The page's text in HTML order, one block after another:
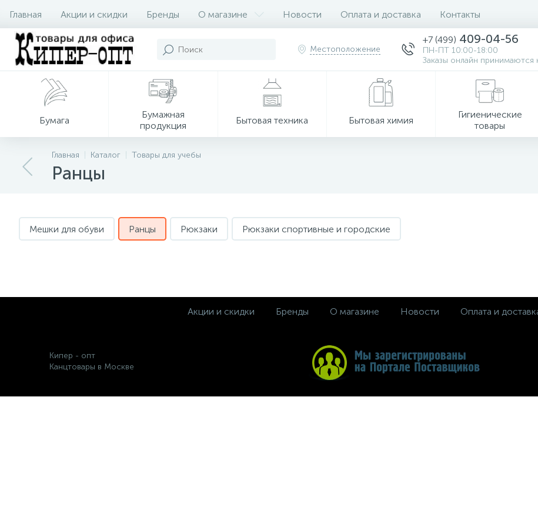
Главная Акции и скидки Бренды О магазине Новости Оплата и доставка Контакты
Местоположение
+7 (499) 409-04-56
ПН-ПТ 10:00-18:00
Заказы онлайн принимаются
Бумага
Бумажная
продукция
Бытовая техника Бытовая химия
Гигиенические
товары
Главная Каталог Товары для учебы
Ранцы
Мешки для обуви Ранцы Рюкзаки Рюкзаки спортивные и городские
Акции и скидки Бренды О магазине Новости Оплата и
Кипер - опт
Канцтовары в Москве